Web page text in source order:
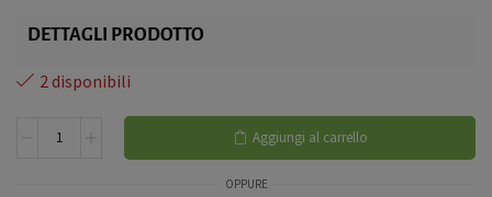
DETTAGLI PRODOTTO
2 disponibili
Aggiungi al carrello
OPPURE